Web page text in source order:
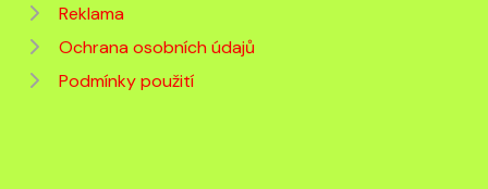
Reklama
Ochrana osobních údajů
Podmínky použití